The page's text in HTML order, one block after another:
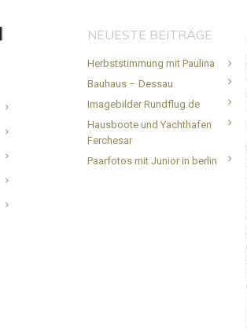
NEUESTE BEITRÄGE
Herbststimmung mit Paulina
Bauhaus – Dessau
Imagebilder Rundflug.de
Hausboote und Yachthafen
Ferchesar
Paarfotos mit Junior in berlin